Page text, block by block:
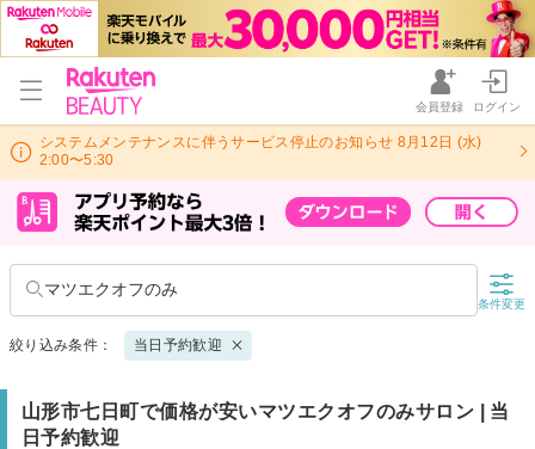
会員登録 ログイン
システムメンテナンスに伴うサービス停止のお知らせ 8月12日 (水)
2:00〜5:30
マツエクオフのみ
条件変更
絞り込み条件： 当日予約歓迎
山形市七日町で価格が安いマツエクオフのみサロン | 当
日予約歓迎